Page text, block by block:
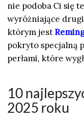
nie podoba Ci się
wyróżniające
którym jest
pokryto specjalną
perłami, które
10
2025 roku